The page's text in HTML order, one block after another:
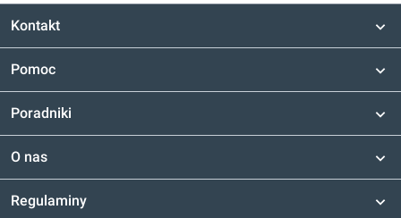
Kontakt
Pomoc
Poradniki
O nas
Regulaminy